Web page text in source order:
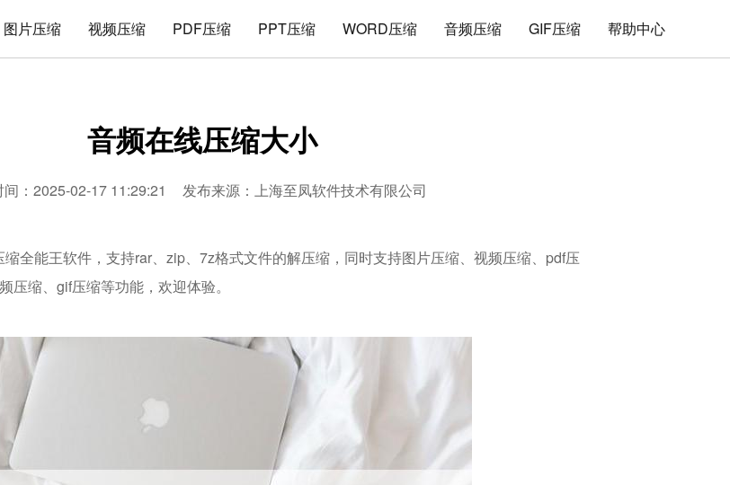
图片压缩 视频压缩 PDF压缩 PPT压缩 WORD压缩 音频压缩 GIF压缩 帮助中心
音频在线压缩大小
：2025-02-17 11:29:21 发布来源：上海至凤软件技术有限公司
全能王软件，支持rar、zip、7z格式文件的解压缩，同时支持图片压缩、视频压缩、pdf压
压缩、gif压缩等功能，欢迎体验。